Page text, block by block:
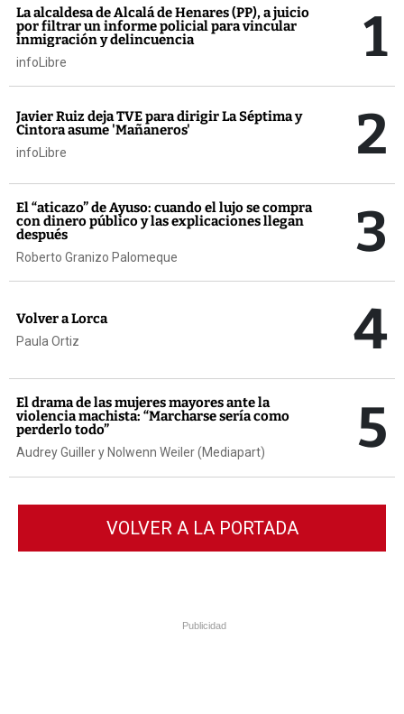
La alcaldesa de Alcalá de Henares (PP), a juicio
por filtrar un informe policial para vincular
inmigración y delincuencia
infoLibre 1
Javier Ruiz deja TVE para dirigir La Séptima y
Cintora asume 'Mañaneros'
infoLibre 2
El “aticazo” de Ayuso: cuando el lujo se compra
con dinero público y las explicaciones llegan
después
Roberto Granizo Palomeque 3
Volver a Lorca
Paula Ortiz 4
El drama de las mujeres mayores ante la
violencia machista: “Marcharse sería como
perderlo todo”
Audrey Guiller y Nolwenn Weiler (Mediapart) 5
VOLVER A LA PORTADA
Publicidad